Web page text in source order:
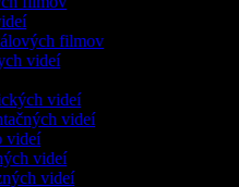
filmov
videí
videí
videí
videí
videí
videí